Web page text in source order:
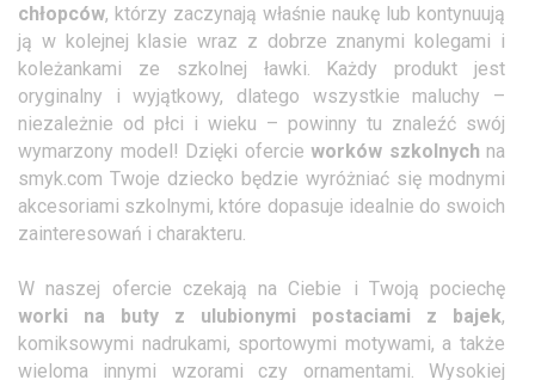
chłopców, którzy zaczynają właśnie naukę lub kontynuują
ją w kolejnej klasie wraz z dobrze znanymi kolegami i
koleżankami ze szkolnej ławki. Każdy produkt jest
oryginalny i wyjątkowy, dlatego wszystkie maluchy –
niezależnie od płci i wieku – powinny tu znaleźć swój
wymarzony model! Dzięki ofercie worków szkolnych na
smyk.com Twoje dziecko będzie wyróżniać się modnymi
akcesoriami szkolnymi, które dopasuje idealnie do swoich
zainteresowań i charakteru.
W naszej ofercie czekają na Ciebie i Twoją pociechę
worki na buty z ulubionymi postaciami z bajek,
komiksowymi nadrukami, sportowymi motywami, a także
wieloma innymi wzorami czy ornamentami. Wysokiej